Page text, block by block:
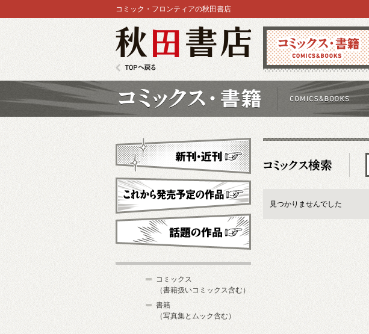
コミックス
コミック・フロンティアの秋田書店
見つかりませんでした
新刊・近刊
これから発売予定
コミックス
（書籍扱いコミックス含む）
書籍
（写真集とムック含む）